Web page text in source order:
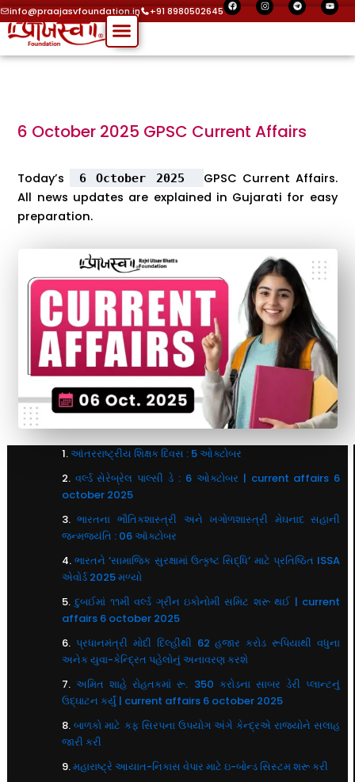
Skip
to
content
info@praajasvfoundation.in +91 8980502645 a
c
e
k
n
s
t
a
e
l
e
m
o
u
t
Menu
6 October 2025 GPSC Current Affairs
Today’s 6 October 2025
GPSC Current Affairs.
All news updates are explained in Gujarati for easy
preparation.
આંતરરાષ્ટ્રીય શિક્ષક દિવસ : 5 ઓક્ટોબર
વર્લ્ડ સેરેબ્રેલ પાલ્સી ડે : 6 ઓક્ટોબર | current affairs 6
october 2025
ભારતના ભૌતિકશાસ્ત્રી અને ખગોળશાસ્ત્રી મેઘનાદ સહાની
જન્મજયંતિ : 06 ઑક્ટોબર
ભારતને ‘સામાજિક સુરક્ષામાં ઉત્કૃષ્ટ સિદ્ધિ’ માટે પ્રતિષ્ઠિત ISSA
એવોર્ડ 2025 મળ્યો
દુબઈમાં ૧૧મી વર્લ્ડ ગ્રીન ઇકોનોમી સમિટ શરૂ થઈ | current
affairs 6 october 2025
પ્રધાનમંત્રી મોદી દિલ્હીથી 62 હજાર કરોડ રૂપિયાથી વધુના
અનેક યુવા-કેન્દ્રિત પહેલોનું અનાવરણ કરશે
અમિત શાહે રોહતકમાં રૂ. 350 કરોડના સાબર ડેરી પ્લાન્ટનું
ઉદ્ઘાટન કર્યું | current affairs 6 october 2025
બાળકો માટે કફ સિરપના ઉપયોગ અંગે કેન્દ્રએ રાજ્યોને સલાહ
જારી કરી
મહારાષ્ટ્રે આયાત-નિકાસ વેપાર માટે ઇ-બોન્ડ સિસ્ટમ શરૂ કરી